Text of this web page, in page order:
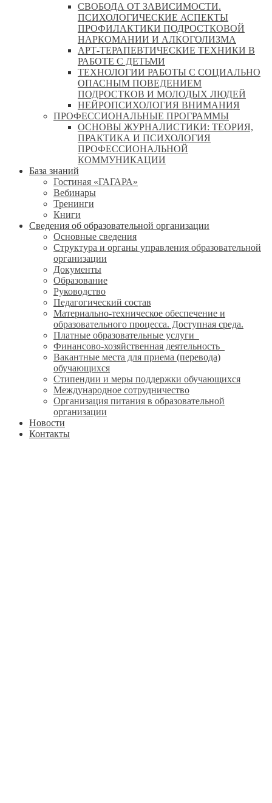
СВОБОДА ОТ ЗАВИСИМОСТИ.
ПСИХОЛОГИЧЕСКИЕ АСПЕКТЫ
ПРОФИЛАКТИКИ ПОДРОСТКОВОЙ
НАРКОМАНИИ И АЛКОГОЛИЗМА
АРТ-ТЕРАПЕВТИЧЕСКИЕ ТЕХНИКИ В
РАБОТЕ С ДЕТЬМИ
ТЕХНОЛОГИИ РАБОТЫ С СОЦИАЛЬНО
ОПАСНЫМ ПОВЕДЕНИЕМ
ПОДРОСТКОВ И МОЛОДЫХ ЛЮДЕЙ
НЕЙРОПСИХОЛОГИЯ ВНИМАНИЯ
ПРОФЕССИОНАЛЬНЫЕ ПРОГРАММЫ
ОСНОВЫ ЖУРНАЛИСТИКИ: ТЕОРИЯ,
ПРАКТИКА И ПСИХОЛОГИЯ
ПРОФЕССИОНАЛЬНОЙ
КОММУНИКАЦИИ
База знаний
Гостиная «ГАГАРА»
Вебинары
Тренинги
Книги
Сведения об образовательной организации
Основные сведения
Структура и органы управления образовательной
организации
Документы
Образование
Руководство
Педагогический состав
Материально-техническое обеспечение и
образовательного процесса. Доступная среда.
Платные образовательные услуги
Финансово-хозяйственная деятельность
Вакантные места для приема (перевода)
обучающихся
Стипендии и меры поддержки обучающихся
Международное сотрудничество
Организация питания в образовательной
организации
Новости
Контакты